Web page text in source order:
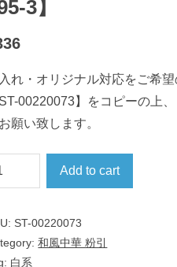
3】
れ・オリジナル対応をご希
ST-00220073】をコピーの上、
願い致します。
Add to cart
ST-00220073
和風中華 粉引
白系